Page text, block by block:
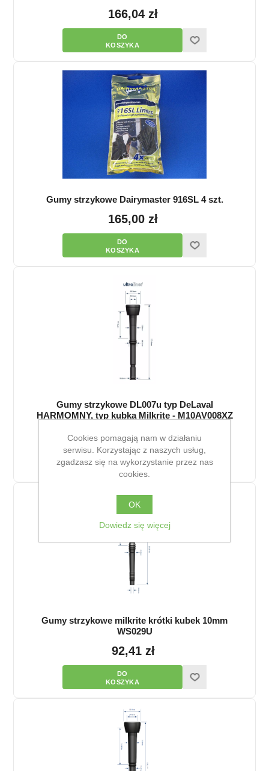
166,04 zł
Gumy strzykowe Dairymaster 916SL 4 szt.
165,00 zł
Gumy strzykowe DL007u typ DeLaval
HARMOMNY, typ kubka Milkrite - M10AV008XZ
109,95 zł
Gumy strzykowe milkrite krótki kubek 10mm
WS029U
92,41 zł
Cookies pomagają nam w działaniu
serwisu. Korzystając z naszych usług,
zgadzasz się na wykorzystanie przez nas
cookies.
OK
Dowiedz się więcej